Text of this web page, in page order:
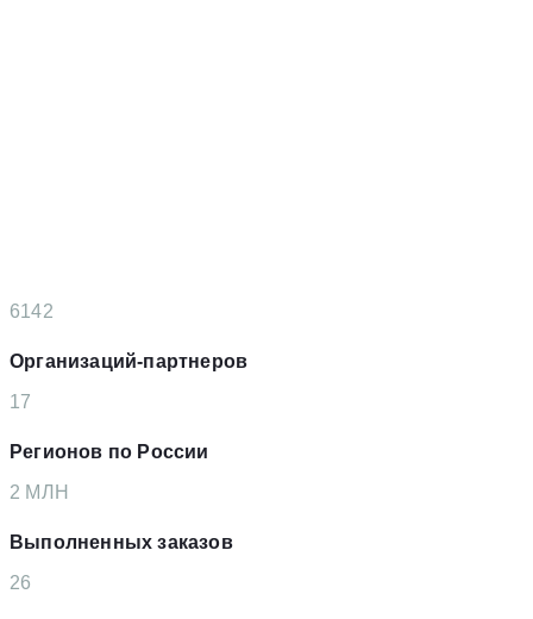
6142
Организаций-партнеров
17
Регионов по России
2 MЛН
Выполненных заказов
26